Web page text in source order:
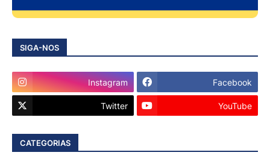
SIGA-NOS
Instagram Facebook
Twitter YouTube
CATEGORIAS